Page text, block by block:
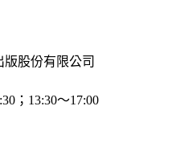
版股份有限公司
；13:30～17:00